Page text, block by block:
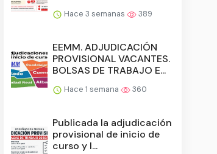
Hace 3 semanas 389
EEMM. ADJUDICACIÓN
PROVISIONAL VACANTES.
BOLSAS DE TRABAJO E...
Hace 1 semana 360
Publicada la adjudicación
provisional de inicio de
curso y l...